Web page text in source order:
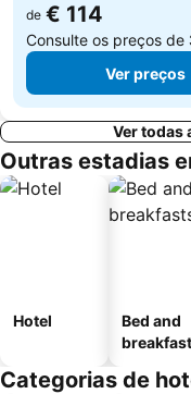
de € 114
Consulte os preços de
Ver preços
Ver todas
Outras estadias
Hotel
Bed and
Categorias de